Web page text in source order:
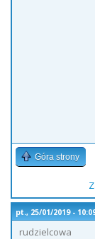
Góra strony
pt., 25/01/2019 -
rudzielcowa